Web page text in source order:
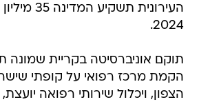
העירונית
2024.
תוקם אוניברסיטה בקריית שמונה
הקמת מרכז רפואי על קופתי
הצפון, ויכלול שירותי רפואה